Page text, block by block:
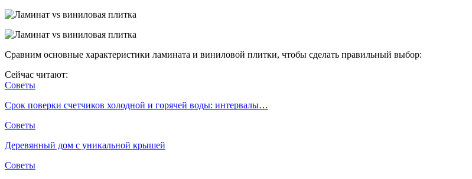
Сравним основные характеристики ламината и виниловой плитки, чтобы сделать правильный выбор:
Сейчас читают:
Советы
Срок поверки счетчиков холодной и горячей воды: интервалы…
Советы
Деревянный дом с уникальной крышей
Советы